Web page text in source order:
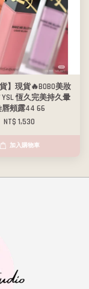
】現貨🔥BOBO美妝
恆久完美持久暈
唇頰露44 66
NT$ 1,530
加入購物車